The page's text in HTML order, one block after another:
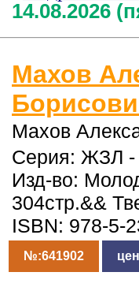
14.08.2026
Махов
Махов
Серия: ЖЗЛ -
Изд-во:
304стр.&&
ISBN: 978-5-
№:641902